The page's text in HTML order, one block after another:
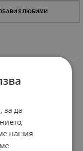
В ЛЮБИМИ
15MHz
за да
нашия